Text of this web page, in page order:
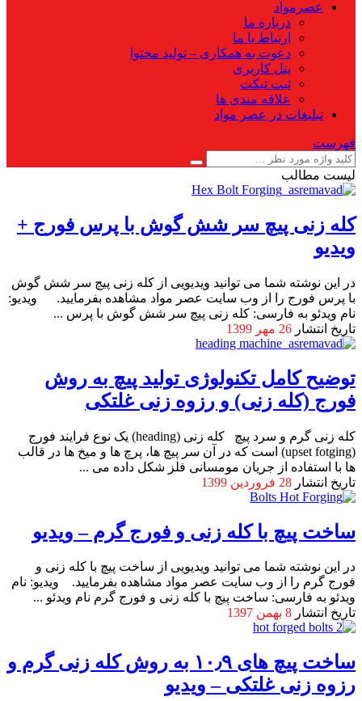
عصرمواد
درباره ما
ارتباط با ما
دعوت به همکاری – تولید محتوا
پنل کاربری
ثبت تیکت
علاقه مندی ها
تبلیغات در عصر مواد
فهرست
لیست مطالب
کله زنی پیچ سر شش گوش با پرس فورج +
ویدیو
در این نوشته شما می توانید ویدیویی از کله زنی پیچ سر شش گوش
با پرس فورج را از وب سایت عصر مواد مشاهده بفرمایید. ویدیو:
نام ویدئو به فارسی: کله زنی پیچ سر شش گوش با پرس ...
تاریخ انتشار 26 مهر 1399
توضیح کامل تکنولوژی تولید پیچ به روش
فورج (کله زنی) و رزوه زنی غلتکی
کله زنی گرم و سرد پیچ کله زنی (heading) یک نوع فرایند فورج
(upset fotging) است که در آن سر پیچ ها، پرچ ها و میخ ها در قالب
ها با استفاده از جریان مومسانی فلز شکل داده می ...
تاریخ انتشار 28 فروردین 1399
ساخت پیچ با کله زنی و فورج گرم – ویدیو
در این نوشته شما می توانید ویدیویی از ساخت پیچ با کله زنی و
فورج گرم را از وب سایت عصر مواد مشاهده بفرمایید. ویدیو: نام
ویدئو به فارسی: ساخت پیچ با کله زنی و فورج گرم نام ویدئو ...
تاریخ انتشار 8 بهمن 1397
ساخت پیچ های ۱۰٫۹ به روش کله زنی گرم و
رزوه زنی غلتکی – ویدیو